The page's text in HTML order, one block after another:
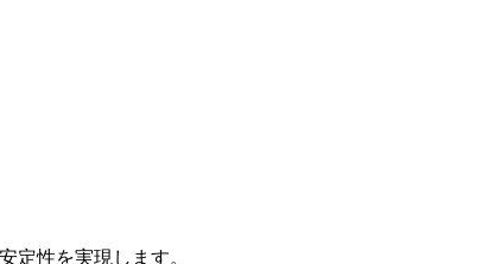
定性を実現します。